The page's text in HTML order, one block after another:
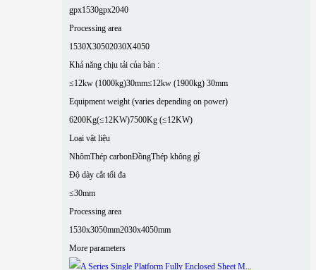
gpx1530gpx2040
Processing area
1530X30502030X4050
Khả năng chịu tải của bàn :
≤12kw (1000kg)30mm≤12kw (1900kg) 30mm
Equipment weight (varies depending on power)
6200Kg(≤12KW)7500Kg (≤12KW)
Loại vật liệu
NhômThép carbonĐồngThép không gỉ
Độ dày cắt tối đa
≤30mm
Processing area
1530x3050mm2030x4050mm
More parameters